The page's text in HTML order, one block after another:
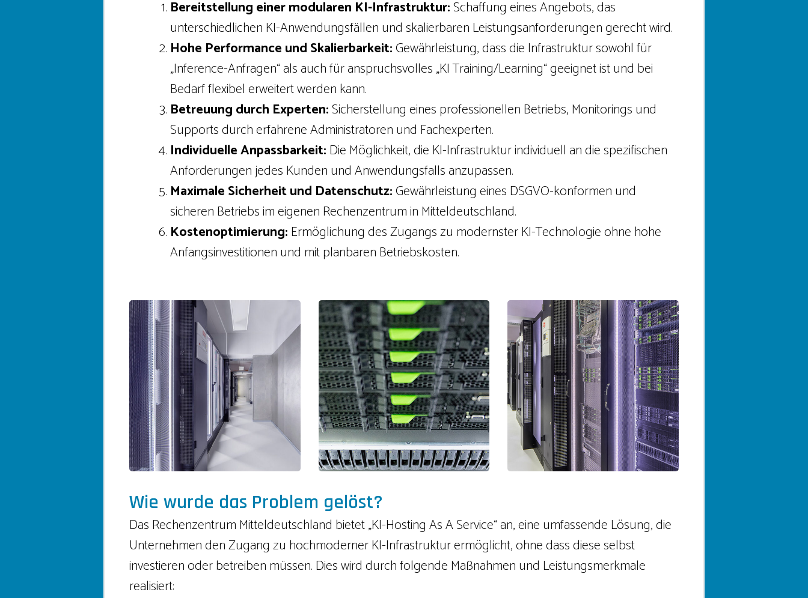
Bereitstellung einer modularen KI-Infrastruktur:Schaffung eines Angebots, das
unterschiedlichen KI-Anwendungsfällen und skalierbaren Leistungsanforderungen gerecht wird.
Hohe Performance und Skalierbarkeit:Gewährleistung, dass die Infrastruktur sowohl für
„Inference-Anfragen“ als auch für anspruchsvolles „KI Training/Learning“ geeignet ist und bei
Bedarf flexibel erweitert werden kann.
Betreuung durch Experten:Sicherstellung eines professionellen Betriebs, Monitorings und
Supports durch erfahrene Administratoren und Fachexperten.
Individuelle Anpassbarkeit:Die Möglichkeit, die KI-Infrastruktur individuell an die spezifischen
Anforderungen jedes Kunden und Anwendungsfalls anzupassen.
Maximale Sicherheit und Datenschutz:Gewährleistung eines DSGVO-konformen und
sicheren Betriebs im eigenen Rechenzentrum in Mitteldeutschland.
Kostenoptimierung:Ermöglichung des Zugangs zu modernster KI-Technologie ohne hohe
Anfangsinvestitionen und mit planbaren Betriebskosten.
Wie wurde das Problem gelöst?
Das Rechenzentrum Mitteldeutschland bietet „KI-Hosting As A Service“ an, eine umfassende Lösung, die
Unternehmen den Zugang zu hochmoderner KI-Infrastruktur ermöglicht, ohne dass diese selbst
investieren oder betreiben müssen. Dies wird durch folgende Maßnahmen und Leistungsmerkmale
realisiert: